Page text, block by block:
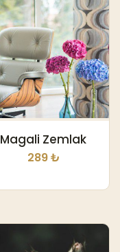
Magali Zemlak
289 ₺